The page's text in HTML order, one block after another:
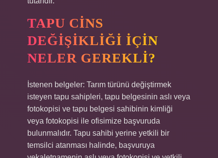
TAPU CINS
DEĞIŞIKLIĞI IÇIN
NELER GEREKLI?
İstenen belgeler: Tarım türünü değiştirmek
isteyen tapu sahipleri, tapu belgesinin aslı veya
fotokopisi ve tapu belgesi sahibinin kimliği
veya fotokopisi ile ofisimize başvuruda
bulunmalıdır. Tapu sahibi yerine yetkili bir
temsilci atanması halinde, başvuruya